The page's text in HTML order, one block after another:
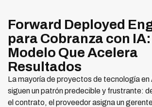
Forward Deployed
para Cobranza con
Modelo Que Acelera
Resultados
La mayoría de proyectos de tecnología
siguen un patrón predecible y frustrante:
el contrato, el proveedor asigna un